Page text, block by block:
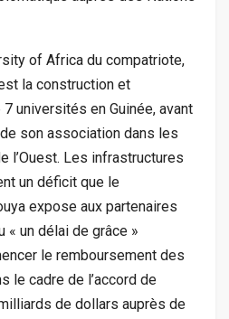
of Africa du compatriote,
la construction et
7 universités en Guinée, avant
son association dans les
l’Ouest. Les infrastructures
un déficit que le
expose aux partenaires
« un délai de grâce »
le remboursement des
le cadre de l’accord de
de dollars auprès de